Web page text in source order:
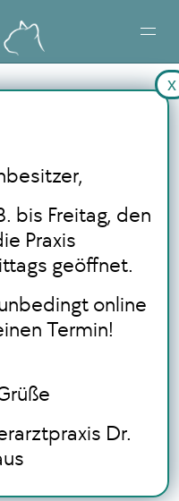
bis Freitag, den
Praxis
geöffnet.
online
Termin!
Dr.
x